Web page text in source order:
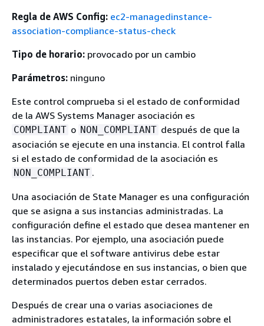
Regla de AWS Config: ec2-managedinstance-
association-compliance-status-check
Tipo de horario: provocado por un cambio
Parámetros: ninguno
Este control comprueba si el estado de conformidad
de la AWS Systems Manager asociación es
COMPLIANT o NON_COMPLIANT después de que la
asociación se ejecute en una instancia. El control falla
si el estado de conformidad de la asociación es
NON_COMPLIANT .
Una asociación de State Manager es una configuración
que se asigna a sus instancias administradas. La
configuración define el estado que desea mantener en
las instancias. Por ejemplo, una asociación puede
especificar que el software antivirus debe estar
instalado y ejecutándose en sus instancias, o bien que
determinados puertos deben estar cerrados.
Después de crear una o varias asociaciones de
administradores estatales, la información sobre el